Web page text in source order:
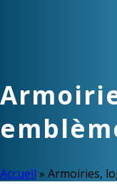
Accueil » Armoiries,